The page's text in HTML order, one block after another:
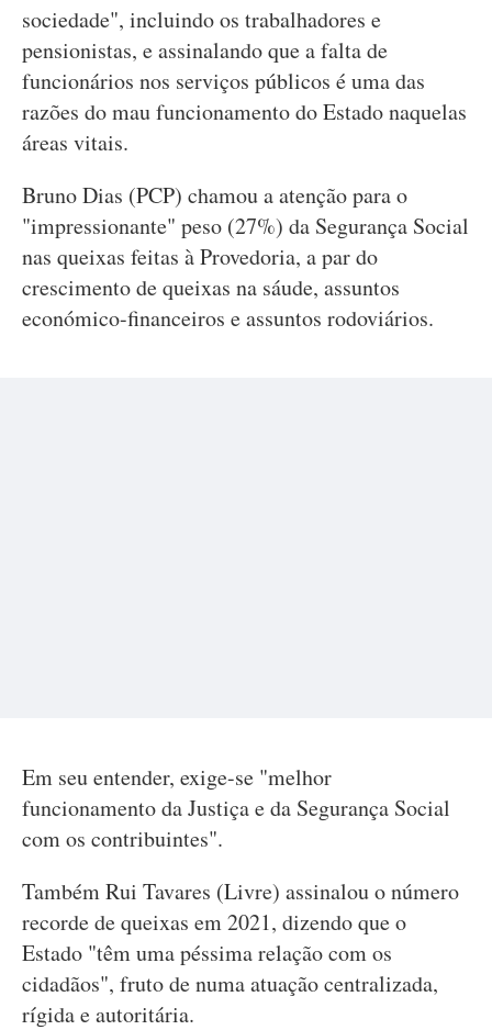
sociedade", incluindo os trabalhadores e
pensionistas, e assinalando que a falta de
funcionários nos serviços públicos é uma das
razões do mau funcionamento do Estado naquelas
áreas vitais.
Bruno Dias (PCP) chamou a atenção para o
"impressionante" peso (27%) da Segurança Social
nas queixas feitas à Provedoria, a par do
crescimento de queixas na sáude, assuntos
económico-financeiros e assuntos rodoviários.
Em seu entender, exige-se "melhor
funcionamento da Justiça e da Segurança Social
com os contribuintes".
Também Rui Tavares (Livre) assinalou o número
recorde de queixas em 2021, dizendo que o
Estado "têm uma péssima relação com os
cidadãos", fruto de numa atuação centralizada,
rígida e autoritária.